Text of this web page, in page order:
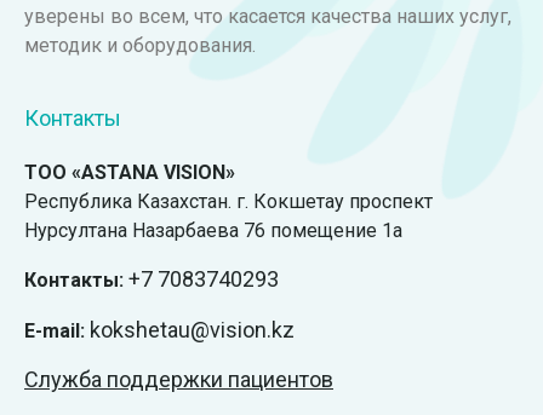
уверены во всем, что касается качества наших услуг,
методик и оборудования.
Контакты
ТОО «ASTANA VISION»
Республика Казахстан. г. Кокшетау проспект
Нурсултана Назарбаева 76 помещение 1а
Контакты: +7 7083740293
E-mail: kokshetau@vision.kz
Служба поддержки пациентов